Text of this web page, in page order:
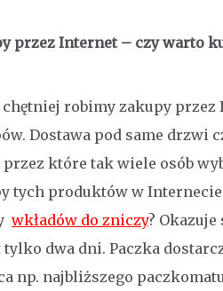
przez Internet – czy warto
chętniej robimy zakupy
Dostawa pod same drzwi
przez które tak wiele osób
tych produktów w Internecie
wkładów do zniczy?
tylko dwa dni. Paczka
np. najbliższego